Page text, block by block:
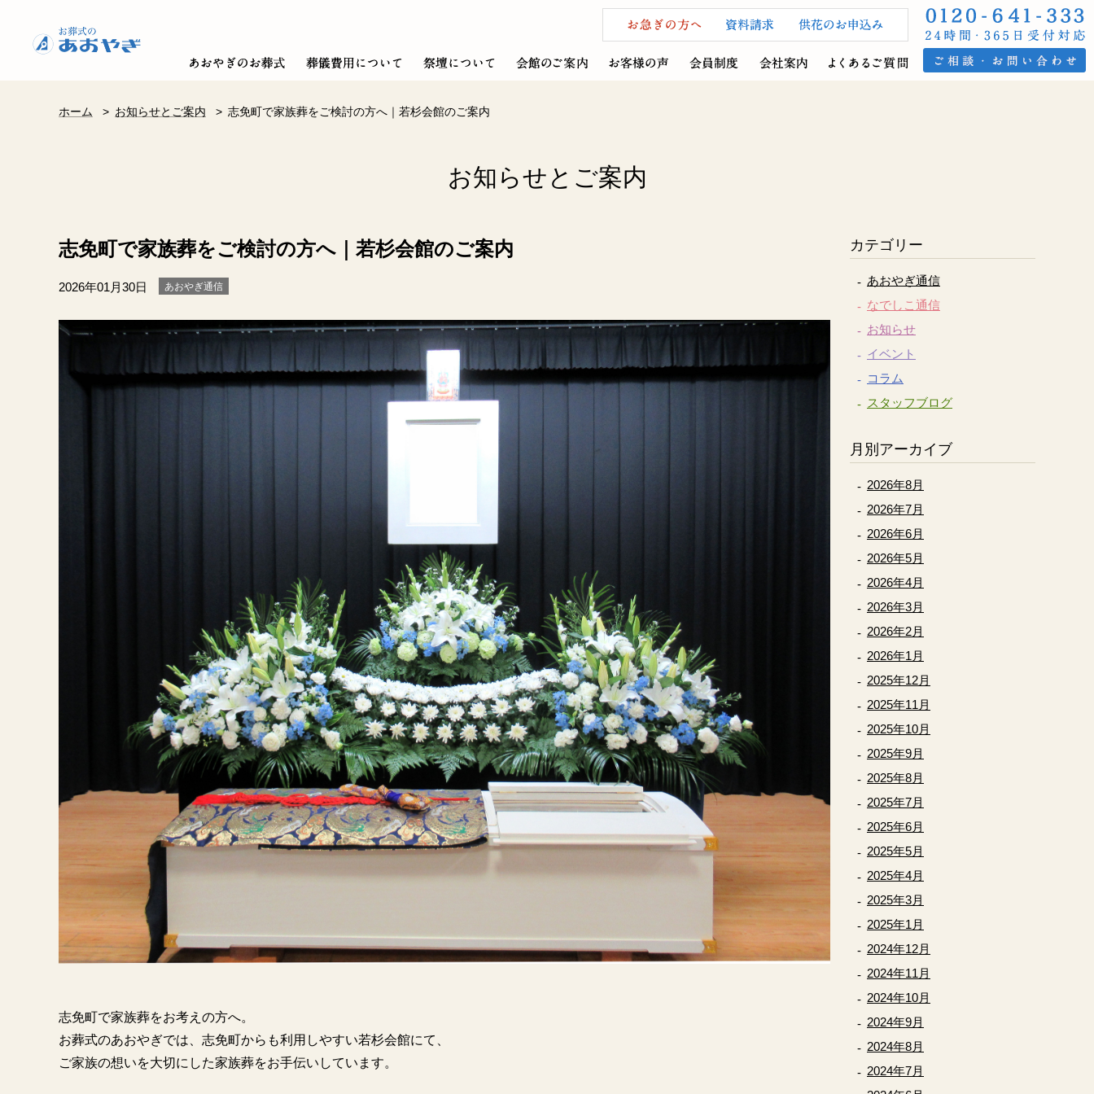
ホーム > お知らせとご案内 > 志免町で家族葬をご検討の方へ｜若杉会館のご案内
お知らせとご案内
志免町で家族葬をご検討の方へ｜若杉会館のご案内
2026年01月30日 あおやぎ通信
志免町で家族葬をお考えの方へ。
お葬式のあおやぎでは、志免町からも利用しやすい若杉会館にて、
ご家族の想いを大切にした家族葬をお手伝いしています。
カテゴリー
あおやぎ通信
なでしこ通信
お知らせ
イベント
コラム
スタッフブログ
月別アーカイブ
2026年8月
2026年7月
2026年6月
2026年5月
2026年4月
2026年3月
2026年2月
2026年1月
2025年12月
2025年11月
2025年10月
2025年9月
2025年8月
2025年7月
2025年6月
2025年5月
2025年4月
2025年3月
2025年1月
2024年12月
2024年11月
2024年10月
2024年9月
2024年8月
2024年7月